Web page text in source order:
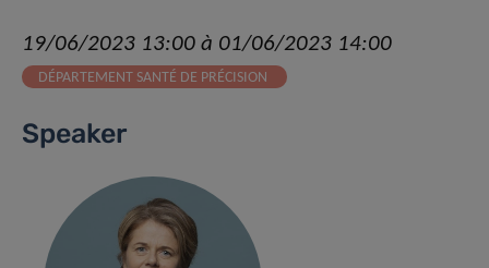
19/06/2023 13:00 à 01/06/2023 14:00
DÉPARTEMENT SANTÉ DE PRÉCISION
Speaker